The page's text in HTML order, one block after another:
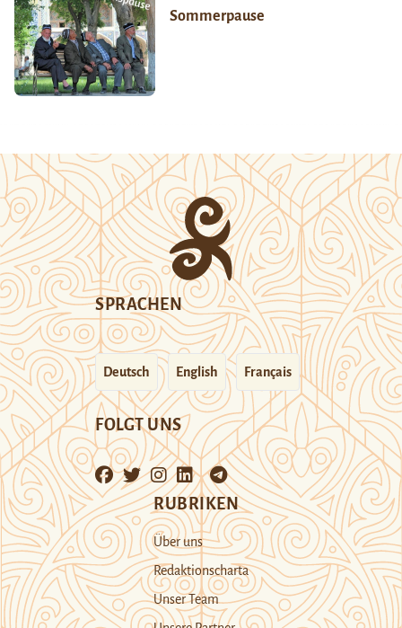
Sommerpause
SPRACHEN
Deutsch English Français
FOLGT UNS
RUBRIKEN
Über uns
Redaktionscharta
Unser Team